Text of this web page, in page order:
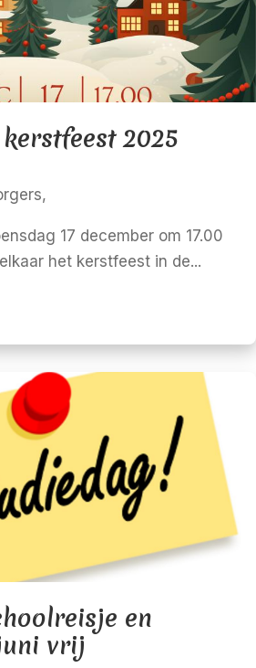
2025
17 december om 17.00
het kerstfeest in de...
en
vrij